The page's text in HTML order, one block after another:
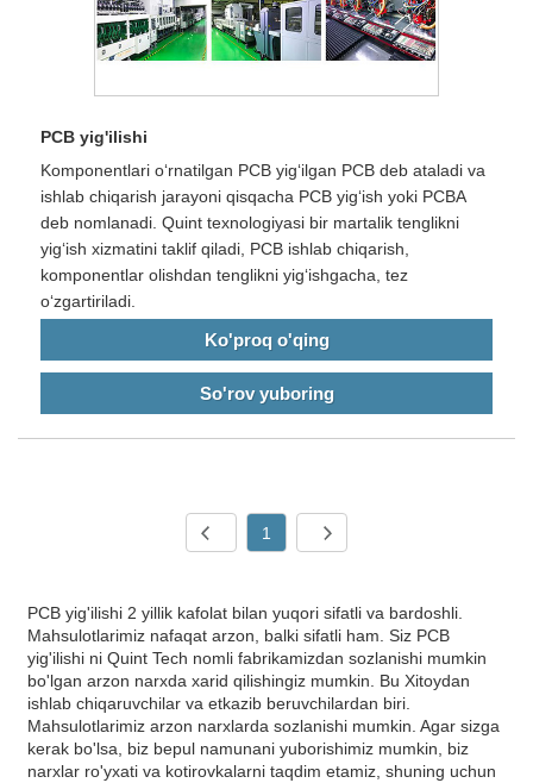
PCB yig'ilishi
Komponentlari oʻrnatilgan PCB yigʻilgan PCB deb ataladi va
ishlab chiqarish jarayoni qisqacha PCB yigʻish yoki PCBA
deb nomlanadi. Quint texnologiyasi bir martalik tenglikni
yigʻish xizmatini taklif qiladi, PCB ishlab chiqarish,
komponentlar olishdan tenglikni yigʻishgacha, tez
oʻzgartiriladi.
Ko'proq o'qing
So'rov yuboring
1
PCB yig'ilishi 2 yillik kafolat bilan yuqori sifatli va bardoshli.
Mahsulotlarimiz nafaqat arzon, balki sifatli ham. Siz PCB
yig'ilishi ni Quint Tech nomli fabrikamizdan sozlanishi mumkin
bo'lgan arzon narxda xarid qilishingiz mumkin. Bu Xitoydan
ishlab chiqaruvchilar va etkazib beruvchilardan biri.
Mahsulotlarimiz arzon narxlarda sozlanishi mumkin. Agar sizga
kerak bo'lsa, biz bepul namunani yuborishimiz mumkin, biz
narxlar ro'yxati va kotirovkalarni taqdim etamiz, shuning uchun